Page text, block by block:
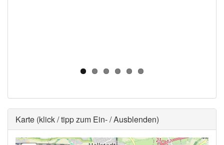
Ausblenden
Karte (klick / tipp zum Ein- / Ausblenden)